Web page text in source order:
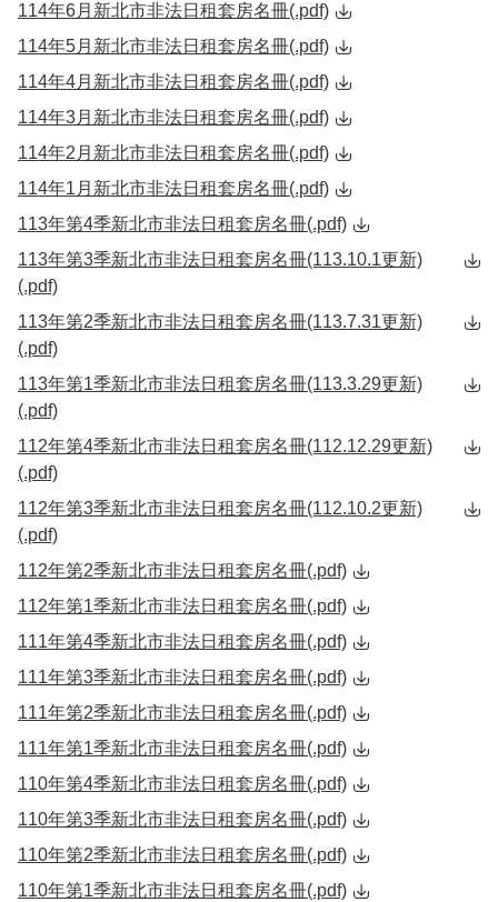
114年6月新北市非法日租套房名冊(.pdf)
114年5月新北市非法日租套房名冊(.pdf)
114年4月新北市非法日租套房名冊(.pdf)
114年3月新北市非法日租套房名冊(.pdf)
114年2月新北市非法日租套房名冊(.pdf)
114年1月新北市非法日租套房名冊(.pdf)
113年第4季新北市非法日租套房名冊(.pdf)
113年第3季新北市非法日租套房名冊(113.10.1更新)
(.pdf)
113年第2季新北市非法日租套房名冊(113.7.31更新)
(.pdf)
113年第1季新北市非法日租套房名冊(113.3.29更新)
(.pdf)
112年第4季新北市非法日租套房名冊(112.12.29更新)
(.pdf)
112年第3季新北市非法日租套房名冊(112.10.2更新)
(.pdf)
112年第2季新北市非法日租套房名冊(.pdf)
112年第1季新北市非法日租套房名冊(.pdf)
111年第4季新北市非法日租套房名冊(.pdf)
111年第3季新北市非法日租套房名冊(.pdf)
111年第2季新北市非法日租套房名冊(.pdf)
111年第1季新北市非法日租套房名冊(.pdf)
110年第4季新北市非法日租套房名冊(.pdf)
110年第3季新北市非法日租套房名冊(.pdf)
110年第2季新北市非法日租套房名冊(.pdf)
110年第1季新北市非法日租套房名冊(.pdf)